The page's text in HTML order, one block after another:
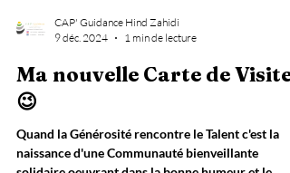
1 min de lecture
Ma nouvelle Carte de Visite
😉
Quand la Générosité rencontre le Talent c'est la